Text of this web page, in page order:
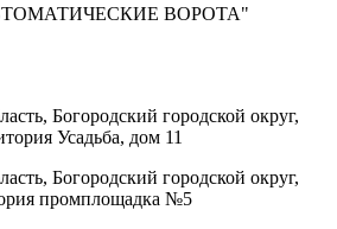
ВОРОТА"
Богородский городской округ,
Усадьба, дом 11
Богородский городской округ,
промплощадка №5